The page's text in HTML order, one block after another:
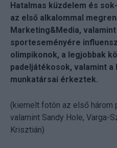
Hatalmas küzdelem és
az első alkalommal
Marketing&Media, valamint
sporteseményére
olimpikonok, a legjobbak
padeljátékosok, valamint
munkatársai érkeztek.
(kiemelt fotón az első három
valamint Sandy Hole, Varga-
Krisztián)